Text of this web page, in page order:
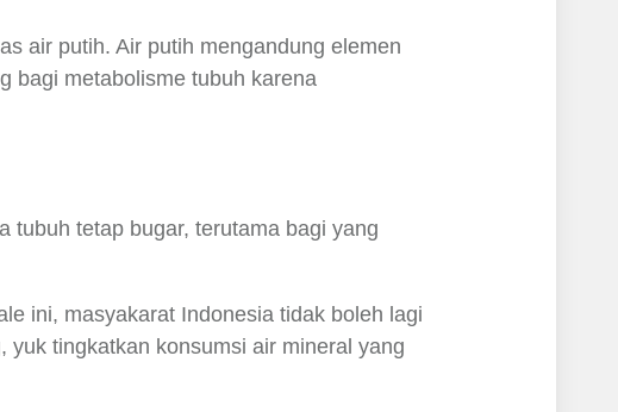
air putih. Air putih mengandung elemen
bagi metabolisme tubuh karena
tubuh tetap bugar, terutama bagi yang
ini, masyakarat Indonesia tidak boleh lagi
tingkatkan konsumsi air mineral yang